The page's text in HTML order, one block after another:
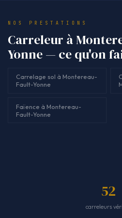
NOS PRESTATIONS
Carreleur à
Yonne — ce qu'on
Carrelage sol à Montereau-
Fault-Yonne
Faïence à Montereau-
Fault-Yonne
52
carreleurs